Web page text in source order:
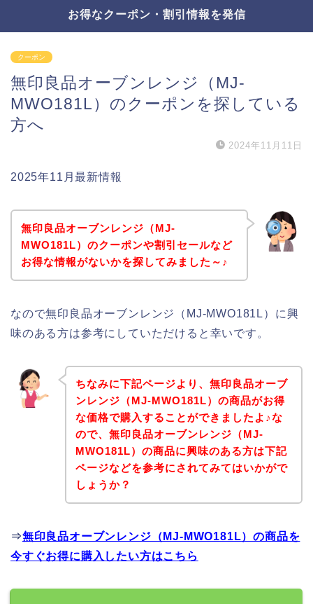
お得なクーポン・割引情報を発信
クーポン
無印良品オーブンレンジ（MJ‐
MWO181L）のクーポンを探している
方へ
2024年11月11日
2025年11月最新情報
無印良品オーブンレンジ（MJ‐
MWO181L）のクーポンや割引セールなど
お得な情報がないかを探してみました～♪
なので無印良品オーブンレンジ（MJ‐MWO181L）に興
味のある方は参考にしていただけると幸いです。
ちなみに下記ページより、無印良品オーブ
ンレンジ（MJ‐MWO181L）の商品がお得
な価格で購入することができましたよ♪な
ので、無印良品オーブンレンジ（MJ‐
MWO181L）の商品に興味のある方は下記
ページなどを参考にされてみてはいかがで
しょうか？
⇒無印良品オーブンレンジ（MJ‐MWO181L）の商品を
今すぐお得に購入したい方はこちら